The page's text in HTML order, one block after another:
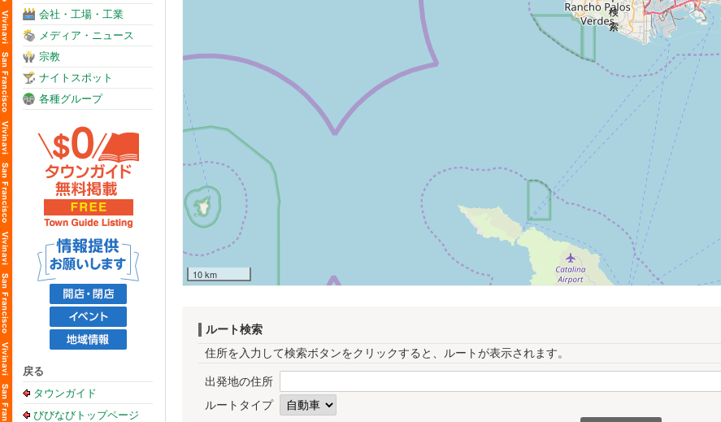
会社・工場・工業
メディア・ニュース
宗教
ナイトスポット
各種グループ
戻る
タウンガイド
びびなびトップページ
10 km
ルート検索
住所を入力して検索ボタンをクリックすると、ルートが表示されます。
出発地の住所
ルートタイプ